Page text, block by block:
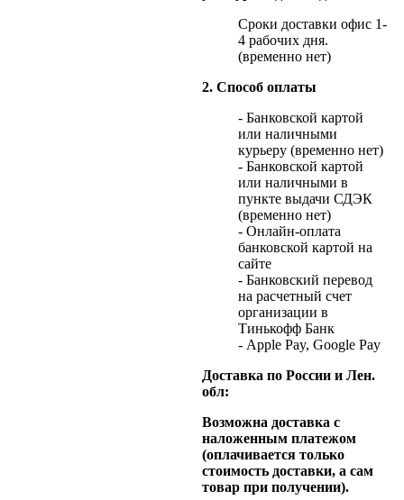
Сроки доставки офис 1-
4 рабочих дня.
(временно нет)
2. Способ оплаты
- Банковской картой
или наличными
курьеру (временно нет)
- Банковской картой
или наличными в
пункте выдачи СДЭК
(временно нет)
- Онлайн-оплата
банковской картой на
сайте
- Банковский перевод
на расчетный счет
организации в
Тинькофф Банк
- Apple Pay, Google Pay
Доставка по России и Лен.
обл:
Возможна доставка с
наложенным платежом
(оплачивается только
стоимость доставки, а сам
товар при получении).